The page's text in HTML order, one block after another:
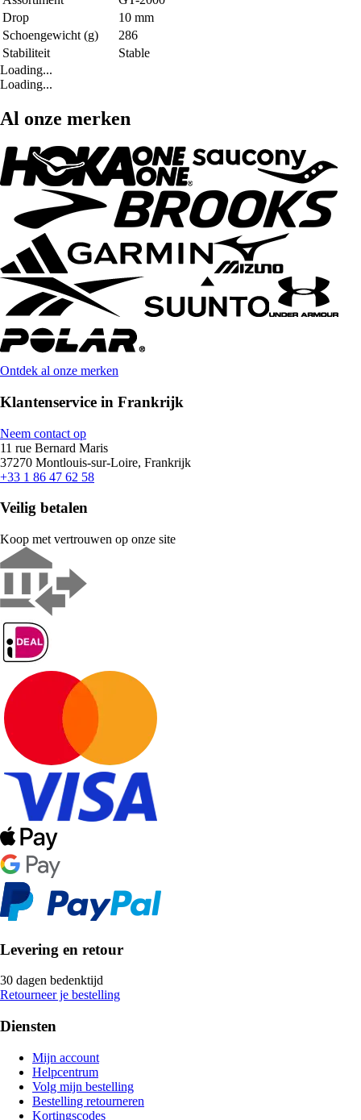
Drop
10 mm
Schoengewicht (g)
286
Stabiliteit
Stable
Loading...
Loading...
Al onze merken
Ontdek al onze merken
Klantenservice in Frankrijk
Neem contact op
11 rue Bernard Maris
37270 Montlouis-sur-Loire, Frankrijk
+33 1 86 47 62 58
Veilig betalen
Koop met vertrouwen op onze site
Levering en retour
30 dagen bedenktijd
Retourneer je bestelling
Diensten
Mijn account
Helpcentrum
Volg mijn bestelling
Bestelling retourneren
Kortingscodes